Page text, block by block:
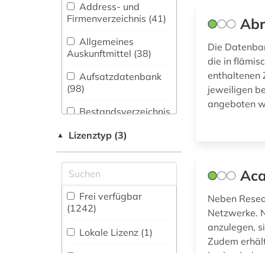
Biologie,
Biotechnologie (29)
Buch- und
Bibliothekswesen,
Informationswissenschaft
(75)
Chemie und
Elektrotechnik,
Elektronik,
Nachrichtentechnik (15)
Energietechnik (19)
Ethnologie (24)
Geographie (52)
adressbuch (7)
adresse (1)
adressverzeichnis
(1)
african studies (1)
afrika (10)
afrikaforschung (1)
Address- und
Firmenverzeichnis (41)
Allgemeines
Auskunftmittel (38)
Aufsatzdatenbank
(98)
Bestandsverzeichnis
Buchhandelsverzeichnis
(31)
Disziplinäre
Forschungsdatenrepositorien
▲ Lizenztyp (3)
Frei verfügbar
(1242)
Lokale Lizenz (1)
Die
die in
enthaltenen
jeweiligen
angeboten
Neben
Netzwerke.
anzulegen,
Zudem